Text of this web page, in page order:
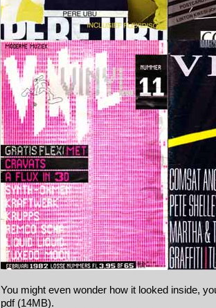
You might even wonder how it looked inside,
pdf (14MB).